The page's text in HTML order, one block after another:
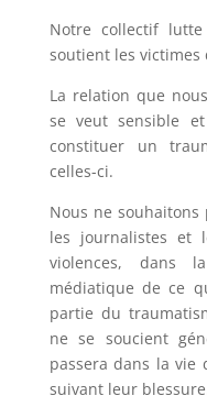
Notre collectif
soutient les victimes
La relation que
se veut sensible
constituer un
celles-ci.
Nous ne souhaitons
les journalistes et
violences, dans
médiatique de ce
partie du
ne se soucient
passera dans la vie
suivant leur